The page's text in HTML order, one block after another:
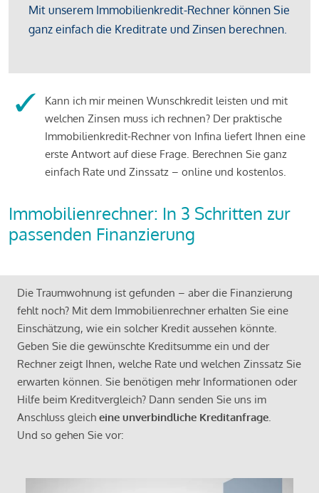
Kann ich mir meinen Wunschkredit leisten und mit
welchen Zinsen muss ich rechnen? Der praktische
Immobilienkredit-Rechner von Infina liefert Ihnen eine
erste Antwort auf diese Frage. Berechnen Sie ganz
einfach Rate und Zinssatz – online und kostenlos.
Immobilienrechner: In 3 Schritten zur
passenden Finanzierung
Die Traumwohnung ist gefunden – aber die Finanzierung
fehlt noch? Mit dem Immobilienrechner erhalten Sie eine
Einschätzung, wie ein solcher Kredit aussehen könnte.
Geben Sie die gewünschte Kreditsumme ein und der
Rechner zeigt Ihnen, welche Rate und welchen Zinssatz Sie
erwarten können. Sie benötigen mehr Informationen oder
Hilfe beim Kreditvergleich? Dann senden Sie uns im
Anschluss gleich eine unverbindliche Kreditanfrage.
Und so gehen Sie vor: